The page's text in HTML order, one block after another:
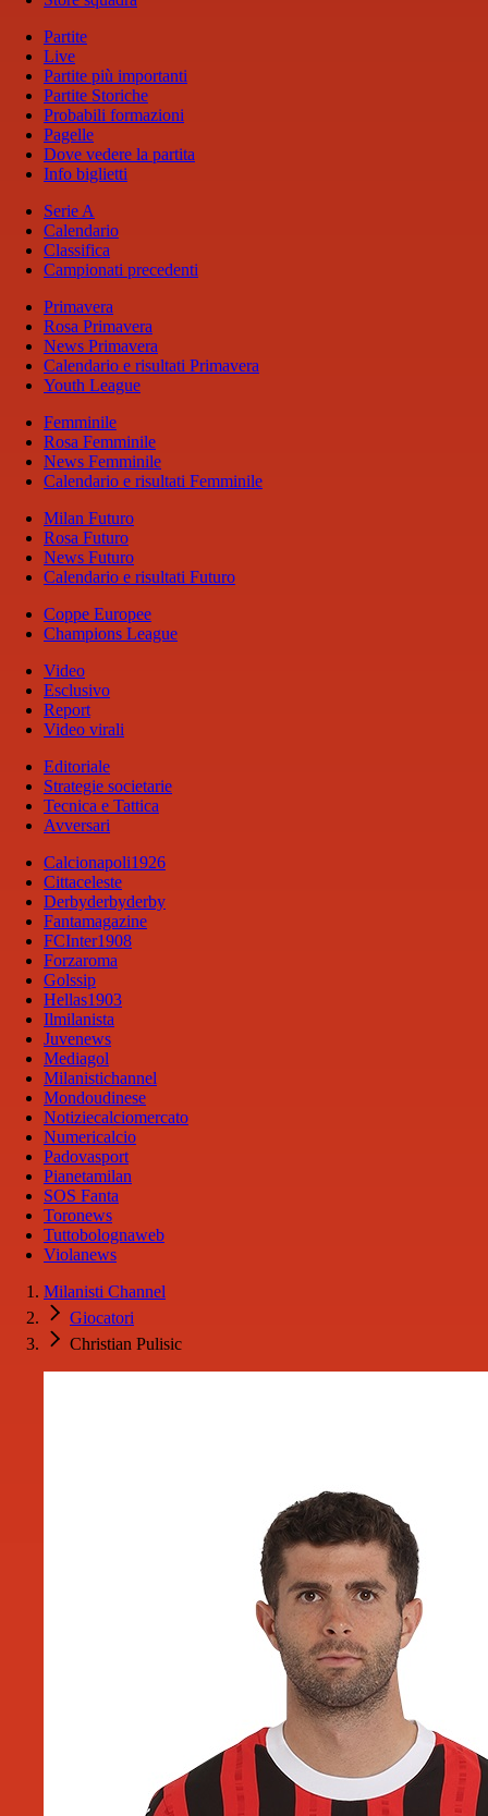
Partite
Live
Partite più importanti
Partite Storiche
Probabili formazioni
Pagelle
Dove vedere la partita
Info biglietti
Serie A
Calendario
Classifica
Campionati precedenti
Primavera
Rosa Primavera
News Primavera
Calendario e risultati Primavera
Youth League
Femminile
Rosa Femminile
News Femminile
Calendario e risultati Femminile
Milan Futuro
Rosa Futuro
News Futuro
Calendario e risultati Futuro
Coppe Europee
Champions League
Video
Esclusivo
Report
Video virali
Editoriale
Strategie societarie
Tecnica e Tattica
Avversari
Calcionapoli1926
Cittaceleste
Derbyderbyderby
Fantamagazine
FCInter1908
Forzaroma
Golssip
Hellas1903
Ilmilanista
Juvenews
Mediagol
Milanistichannel
Mondoudinese
Notiziecalciomercato
Numericalcio
Padovasport
Pianetamilan
SOS Fanta
Toronews
Tuttobolognaweb
Violanews
Milanisti Channel
Giocatori
Christian Pulisic